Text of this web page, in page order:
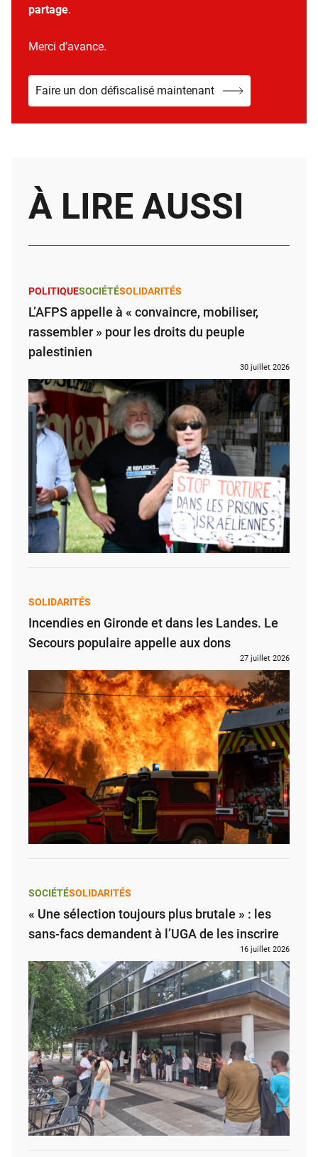
partage.
Merci d’avance.
Faire un don défiscalisé maintenant
À LIRE AUSSI
POLITIQUESOCIÉTÉSOLIDARITÉS
L’AFPS appelle à « convaincre, mobiliser,
rassembler » pour les droits du peuple
palestinien
30 juillet 2026
SOLIDARITÉS
Incendies en Gironde et dans les Landes. Le
Secours populaire appelle aux dons
27 juillet 2026
SOCIÉTÉSOLIDARITÉS
« Une sélection toujours plus brutale » : les
sans-facs demandent à l’UGA de les inscrire
16 juillet 2026